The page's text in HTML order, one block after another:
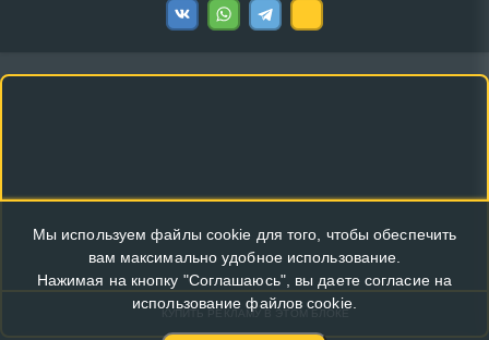
КУПИТЬ РЕКЛАМУ В ЭТОМ БЛОКЕ
Мы используем файлы cookie для того, чтобы обеспечить
вам максимально удобное использование.
Нажимая на кнопку "Соглашаюсь", вы даете согласие на
использование файлов cookie.